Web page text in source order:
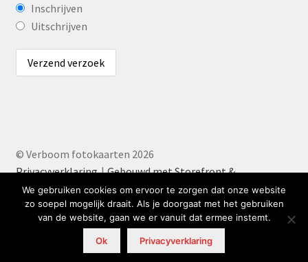
Inschrijven
Uitschrijven
© Verboom fotokaarten 2026
Privacyverklaring
Gebouwd met Storefront &
WooCommerce.
We gebruiken cookies om ervoor te zorgen dat onze website
zo soepel mogelijk draait. Als je doorgaat met het gebruiken
van de website, gaan we er vanuit dat ermee instemt.
Ok Privacyverklaring